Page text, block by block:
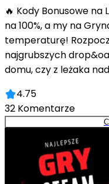
🔥 Kody Bonusowe na
na 100%, a my na
temperaturę!
najgrubszych
domu, czy z leżaka
4.75
32 Komentarze